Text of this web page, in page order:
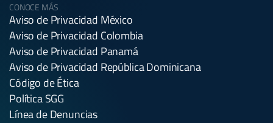
CONOCE MÁS
Aviso de Privacidad México
Aviso de Privacidad Colombia
Aviso de Privacidad Panamá
Aviso de Privacidad República Dominicana
Código de Ética
Política SGG
Línea de Denuncias